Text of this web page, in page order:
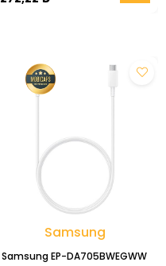
Samsung
Samsung EP-DA705BWEGWW